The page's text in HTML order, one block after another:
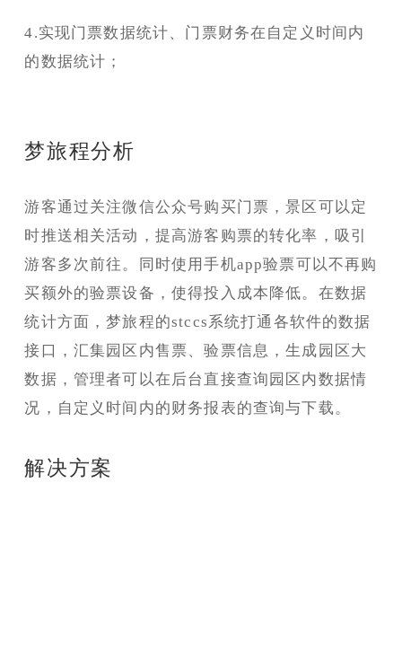
4.实现门票数据统计、门票财务在自定义时间内
的数据统计；
梦旅程分析
游客通过关注微信公众号购买门票，景区可以定
时推送相关活动，提高游客购票的转化率，吸引
游客多次前往。同时使用手机app验票可以不再购
买额外的验票设备，使得投入成本降低。在数据
统计方面，梦旅程的stccs系统打通各软件的数据
接口，汇集园区内售票、验票信息，生成园区大
数据，管理者可以在后台直接查询园区内数据情
况，自定义时间内的财务报表的查询与下载。
解决方案